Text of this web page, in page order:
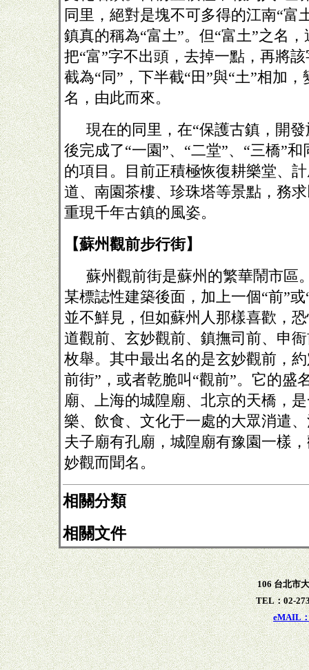
同里，絕對是塊不可多得的江南“富
鎮真的稱為“富土”。但“富土”之名
把“富”字不出頭，去掉一點，再將
截為“同”，下半截“田”與“土”相加
名，由此而來。
現在的同里，在“保護古鎮，開
後完成了“一園”、“二堂”、“三橋”
的項目。目前正積極恢復耕樂堂、
道、南園茶樓、珍珠塔等景點，務
重現千年古鎮的風姿。
【蘇州觀前步行街】
蘇州觀前街是蘇州的繁華鬧市區
某標誌性建築後面，加上一個“前”
並不鮮見，但如蘇州人那樣喜歡，
道觀前、玄妙觀前、鎮撫司前、申
枚舉。其中最出名的是玄妙觀前，
前街”，或者乾脆叫“觀前”。它的盛
廟、上海的城隍廟、北京的天橋，
樂、飲食、文化于一處的大眾消遣
夫子廟有孔廟，城隍廟有豫園一樣
妙觀而聞名。
相關分類
相關文件
106 台北市
TEL：02-
eMAIL